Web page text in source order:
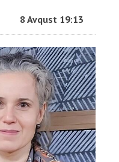
8 Avqust 19:13